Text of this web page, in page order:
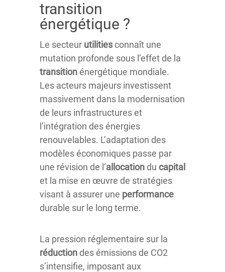
transition
énergétique ?
Le secteur utilitiesconnaît une
mutation profonde sous l’effet de la
transitionénergétique mondiale.
Les acteurs majeurs investissent
massivement dans la modernisation
de leurs infrastructures et
l’intégration des énergies
renouvelables. L’adaptation des
modèles économiques passe par
une révision de l’allocation du capital
et la mise en œuvre de stratégies
visant à assurer une performance
durable sur le long terme.
La pression réglementaire sur la
réduction des émissions de CO2
s’intensifie, imposant aux